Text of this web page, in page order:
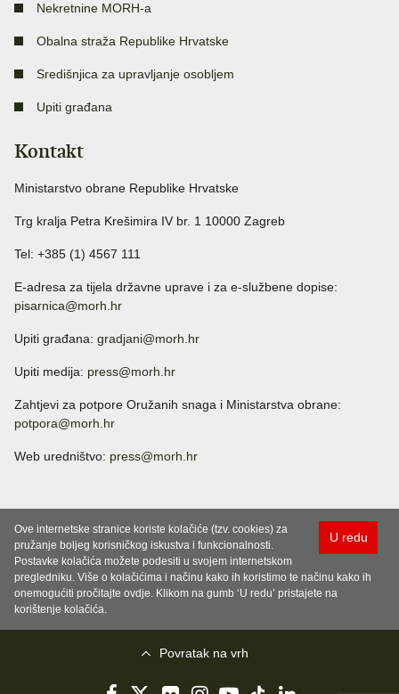
Nekretnine MORH-a
Obalna straža Republike Hrvatske
Središnjica za upravljanje osobljem
Upiti građana
Kontakt
Ministarstvo obrane Republike Hrvatske
Trg kralja Petra Krešimira IV br. 1 10000 Zagreb
Tel: +385 (1) 4567 111
E-adresa za tijela državne uprave i za e-službene dopise:
pisarnica@morh.hr
Upiti građana: gradjani@morh.hr
Upiti medija: press@morh.hr
Zahtjevi za potpore Oružanih snaga i Ministarstva obrane:
potpora@morh.hr
Web uredništvo: press@morh.hr
U redu
Ove internetske stranice koriste kolačiće (tzv. cookies) za
pružanje boljeg korisničkog iskustva i funkcionalnosti.
Postavke kolačića možete podesiti u svojem internetskom
pregledniku. Više o kolačićima i načinu kako ih koristimo te načinu kako ih
onemogućiti pročitajte ovdje. Klikom na gumb ‘U redu’ pristajete na
korištenje kolačića.
Povratak na vrh